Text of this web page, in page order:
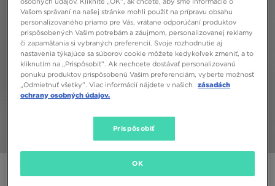
NIKE MIKINA S KAPUCŇOU TECH FZ LIGHT
Vašom správaní na našej stránke mohli použiť na prípravu obsahu
personalizovaného priamo pre Vás, vrátane odporúčaní produktov
prispôsobených Vašim potrebám a záujmom, personalizovanej reklamy
či zapamätania si vybraných preferencií. Svoje rozhodnutie aj
nastavenia týkajúce sa súborov cookie môžete kedykoľvek zmeniť, a to
kliknutím na „Prispôsobiť”. Ak nechcete dostávať personalizovanú
ponuku produktov prispôsobenú Vašim preferenciám, vyberte možnosť
„Odmietnuť všetky”. Viac informácií nájdete v našich
zásadách
ochrany osobných údajov.
Prispôsobiť
OK